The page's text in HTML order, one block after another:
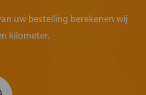
uw bestelling berekenen wij
kilometer.